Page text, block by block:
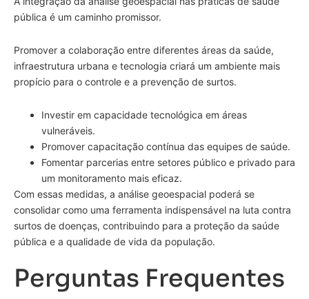
pública é um caminho promissor.
Promover a colaboração entre diferentes áreas da saúde,
infraestrutura urbana e tecnologia criará um ambiente mais
propício para o controle e a prevenção de surtos.
Investir em capacidade tecnológica em áreas
vulneráveis.
Promover capacitação contínua das equipes de saúde.
Fomentar parcerias entre setores público e privado para
um monitoramento mais eficaz.
Com essas medidas, a análise geoespacial poderá se
consolidar como uma ferramenta indispensável na luta contra
surtos de doenças, contribuindo para a proteção da saúde
pública e a qualidade de vida da população.
Perguntas Frequentes